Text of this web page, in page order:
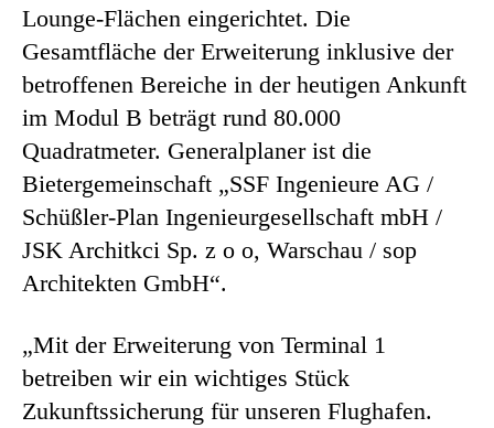
Lounge-Flächen eingerichtet. Die
Gesamtfläche der Erweiterung inklusive der
betroffenen Bereiche in der heutigen Ankunft
im Modul B beträgt rund 80.000
Quadratmeter. Generalplaner ist die
Bietergemeinschaft „SSF Ingenieure AG /
Schüßler-Plan Ingenieurgesellschaft mbH /
JSK Architkci Sp. z o o, Warschau / sop
Architekten GmbH“.
„Mit der Erweiterung von Terminal 1
betreiben wir ein wichtiges Stück
Zukunftssicherung für unseren Flughafen.